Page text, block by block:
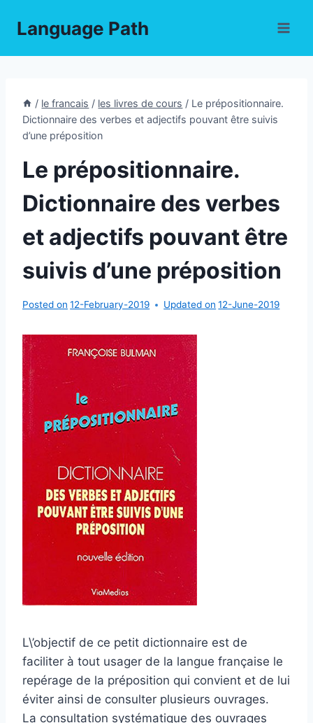
Language Path
/ le francais / les livres de cours / Le prépositionnaire.
Dictionnaire des verbes et adjectifs pouvant être suivis
d’une préposition
Le prépositionnaire.
Dictionnaire des verbes
et adjectifs pouvant être
suivis d’une préposition
Posted on 12-February-2019 Updated on 12-June-2019
L\’objectif de ce petit dictionnaire est de
faciliter à tout usager de la langue française le
repérage de la préposition qui convient et de lui
éviter ainsi de consulter plusieurs ouvrages.
La consultation systématique des ouvrages